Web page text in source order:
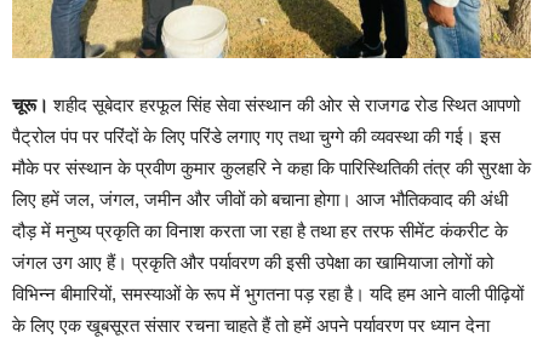
चूरू। शहीद सूबेदार हरफूल सिंह सेवा संस्थान की ओर से राजगढ रोड स्थित आपणो
पैट्रोल पंप पर परिंदों के लिए परिंडे लगाए गए तथा चुग्गे की व्यवस्था की गई। इस
मौके पर संस्थान के प्रवीण कुमार कुलहरि ने कहा कि पारिस्थितिकी तंत्र की सुरक्षा के
लिए हमें जल, जंगल, जमीन और जीवों को बचाना होगा। आज भौतिकवाद की अंधी
दौड़ में मनुष्य प्रकृति का विनाश करता जा रहा है तथा हर तरफ सीमेंट कंकरीट के
जंगल उग आए हैं। प्रकृति और पर्यावरण की इसी उपेक्षा का खामियाजा लोगों को
विभिन्न बीमारियों, समस्याओं के रूप में भुगतना पड़ रहा है। यदि हम आने वाली पीढ़ियों
के लिए एक खूबसूरत संसार रचना चाहते हैं तो हमें अपने पर्यावरण पर ध्यान देना